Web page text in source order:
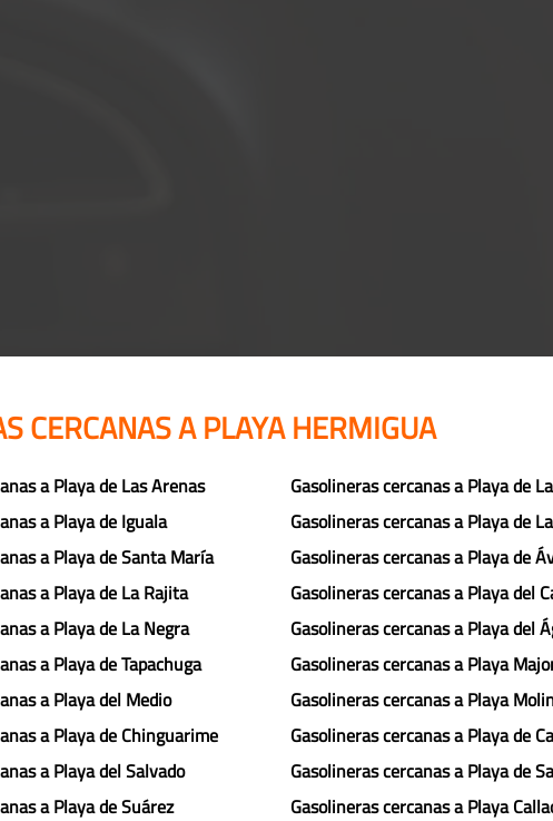
CERCANAS A PLAYA HERMIGUA
a Playa de Las Arenas
a Playa de Iguala
a Playa de Santa María
a Playa de La Rajita
a Playa de La Negra
a Playa de Tapachuga
a Playa del Medio
a Playa de Chinguarime
a Playa del Salvado
a Playa de Suárez
Gasolineras cercanas a Playa de
Gasolineras cercanas a Playa de
Gasolineras cercanas a Playa de
Gasolineras cercanas a Playa del
Gasolineras cercanas a Playa del
Gasolineras cercanas a Playa
Gasolineras cercanas a Playa
Gasolineras cercanas a Playa de
Gasolineras cercanas a Playa de
Gasolineras cercanas a Playa